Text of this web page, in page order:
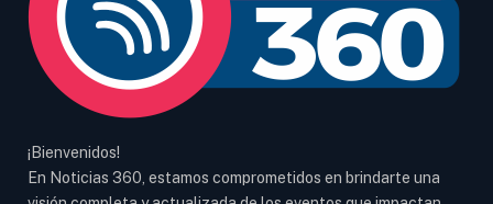
¡Bienvenidos!
En Noticias 360, estamos comprometidos en brindarte una